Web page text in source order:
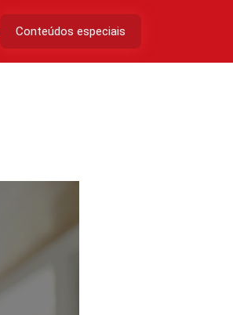
Conteúdos especiais